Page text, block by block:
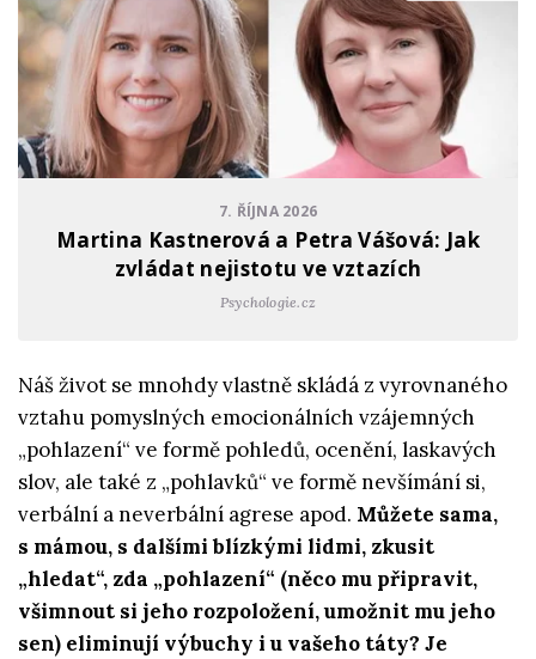
7. ŘÍJNA 2026
Martina Kastnerová a Petra Vášová: Jak
zvládat nejistotu ve vztazích
Psychologie.cz
Náš život se mnohdy vlastně skládá z vyrovnaného
vztahu pomyslných emocionálních vzájemných
„pohlazení“ ve formě pohledů, ocenění, laskavých
slov, ale také z „pohlavků“ ve formě nevšímání si,
verbální a neverbální agrese apod. Můžete sama,
s mámou, s dalšími blízkými lidmi, zkusit
„hledat“, zda „pohlazení“ (něco mu připravit,
všimnout si jeho rozpoložení, umožnit mu jeho
sen) eliminují výbuchy i u vašeho táty? Je